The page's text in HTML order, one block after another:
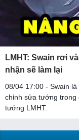
LMHT: Swain rơi
nhận sẽ làm lại
08/04 17:00 - Swain
chỉnh sửa tướng trong
tướng LMHT.